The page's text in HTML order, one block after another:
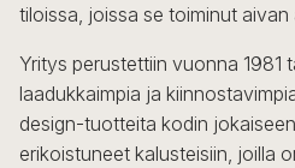
tiloissa, joissa se toiminut aivan
Yritys perustettiin vuonna 1981
laadukkaimpia ja
design-tuotteita kodin
erikoistuneet kalusteisiin, joilla